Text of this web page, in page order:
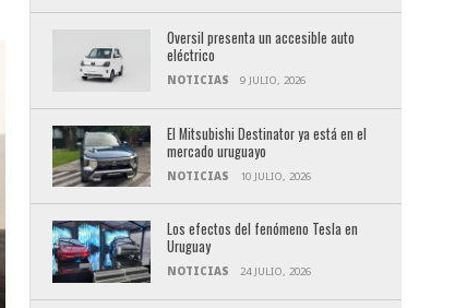
Oversil presenta un accesible auto
eléctrico
NOTICIAS 9 JULIO, 2026
El Mitsubishi Destinator ya está en el
mercado uruguayo
NOTICIAS 10 JULIO, 2026
Los efectos del fenómeno Tesla en
Uruguay
NOTICIAS 24 JULIO, 2026